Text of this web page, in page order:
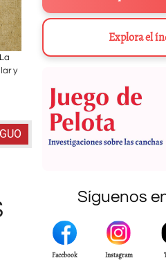
y
La vestimenta ceremonial de
Explora el
Síguenos
Facebook Instagram